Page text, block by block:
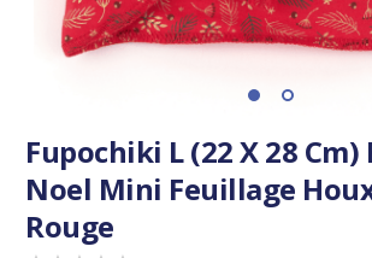
Fupochiki L (22 X 28 Cm)
Noel Mini Feuillage
Rouge